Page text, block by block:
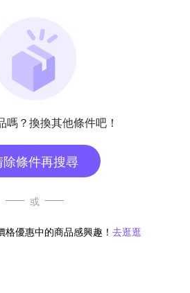
嗎？換換其他條件吧！
除條件再搜尋
或
優惠中的商品感興趣！ 去逛逛